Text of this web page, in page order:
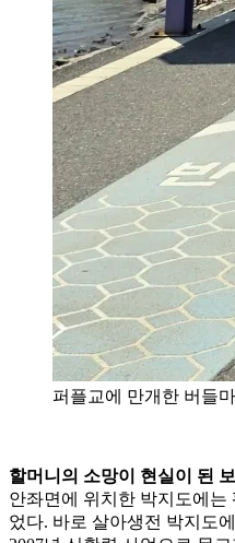
퍼플교에 만개한 버들
할머니의 소망이 현실이 된
안좌면에 위치한 박지도에는
었다. 바로 살아생전 박지도